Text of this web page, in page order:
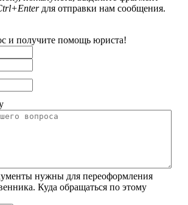
для отправки нам сообщения.
и получите помощь юриста!
нужны для переоформления
Куда обращаться по этому